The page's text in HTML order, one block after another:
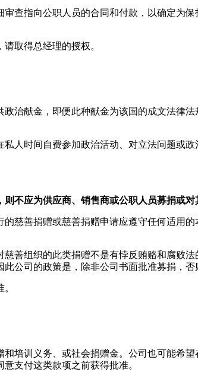
查指向公职人员的合同和付款，以确定为
取得总经理的授权。
治献金，即便此种献金为该国的成文法律
人时间自费参加政治活动、对立法问题或
不应为供应商、销售商或公职人员募捐或对
慈善捐赠或慈善捐赠申请应遵守任何适用
善组织的此类捐赠不是有悖反贿赂和腐败
公司的政策是，除非公司书面批准募捐，否
培训义务、或社会捐赠金。公司也可能希
支付这类款项之前获得批准。